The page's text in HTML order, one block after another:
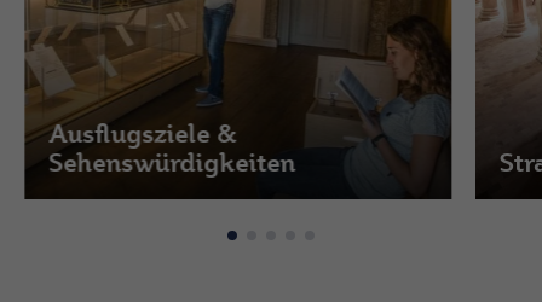
Ausflugsziele &
Sehenswürdigkeiten